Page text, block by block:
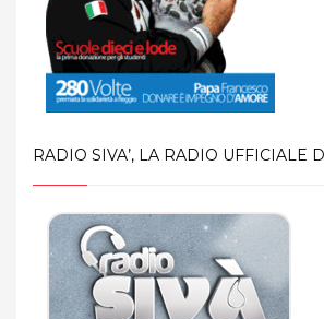
RADIO SIVA’, LA RADIO UFFICIALE